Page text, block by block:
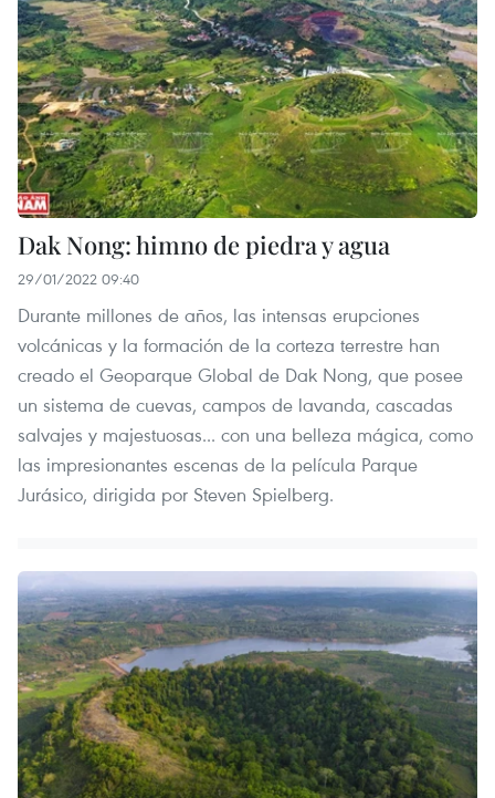
Dak Nong: himno de piedra y agua
29/01/2022 09:40
Durante millones de años, las intensas erupciones
volcánicas y la formación de la corteza terrestre han
creado el Geoparque Global de Dak Nong, que posee
un sistema de cuevas, campos de lavanda, cascadas
salvajes y majestuosas... con una belleza mágica, como
las impresionantes escenas de la película Parque
Jurásico, dirigida por Steven Spielberg.